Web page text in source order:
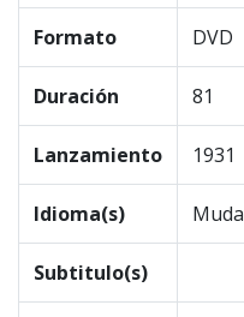
Formato DVD
Duración 81
Lanzamiento 1931
Idioma(s) Muda
Subtitulo(s)